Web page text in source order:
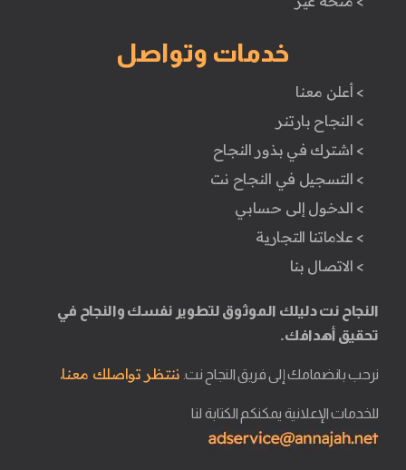
خدمات وتواصل
> أعلن معنا
> النجاح بارتنر
> اشترك في بذور النجاح
> التسجيل في النجاح نت
> الدخول إلى حسابي
> علاماتنا التجارية
> الاتصال بنا
النجاح نت دليلك الموثوق لتطوير نفسك والنجاح في
تحقيق أهدافك.
نرحب بانضمامك إلى فريق النجاح نت. ننتظر تواصلك معنا.
للخدمات الإعلانية يمكنكم الكتابة لنا